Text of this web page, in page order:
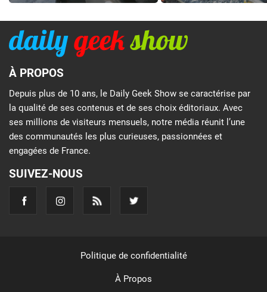
À PROPOS
Depuis plus de 10 ans, le Daily Geek Show se caractérise par
la qualité de ses contenus et de ses choix éditoriaux. Avec
ses millions de visiteurs mensuels, notre média réunit l’une
des communautés les plus curieuses, passionnées et
engagées de France.
SUIVEZ-NOUS
Politique de confidentialité
À Propos